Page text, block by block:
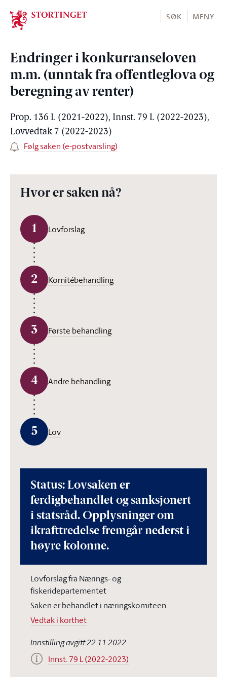
Stortinget.no
SØK MENY
Endringer i konkurranseloven
m.m. (unntak fra offentleglova og
beregning av renter)
Prop. 136 L (2021-2022), Innst. 79 L (2022-2023),
Lovvedtak 7 (2022-2023)
Følg saken (e-postvarsling)
Hvor er saken nå?
1 Lovforslag
2 Komitébehandling
3 Første behandling
4 Andre behandling
5 Lov
Status: Lovsaken er
ferdigbehandlet og sanksjonert
i statsråd. Opplysninger om
ikrafttredelse fremgår nederst i
høyre kolonne.
Lovforslag fra Nærings- og
fiskeridepartementet
Saken er behandlet i næringskomiteen
Vedtak i korthet
Innstilling avgitt 22.11.2022
Innst. 79 L (2022-2023)